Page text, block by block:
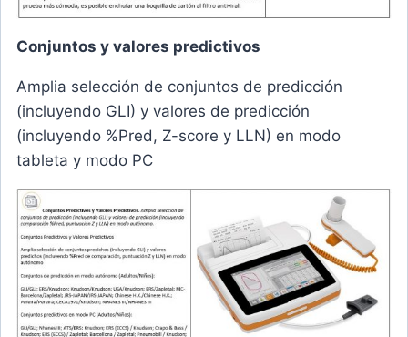
Conjuntos y valores predictivos
Amplia selección de conjuntos de predicción
(incluyendo GLI) y valores de predicción
(incluyendo %Pred, Z-score y LLN) en modo
tableta y modo PC